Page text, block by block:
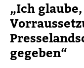
„Ich
gegeben“